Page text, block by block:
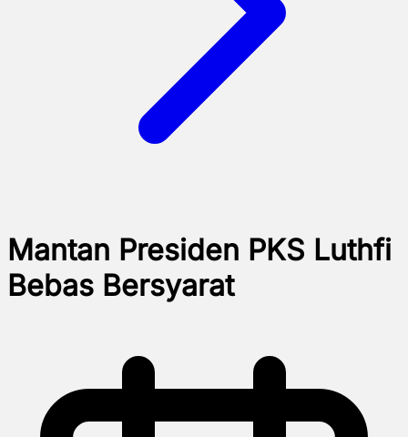
Mantan Presiden PKS Luthfi
Bebas Bersyarat